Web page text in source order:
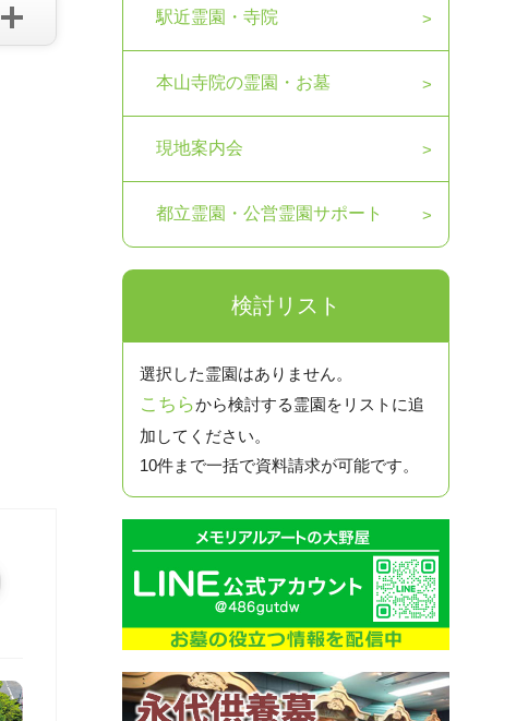
駅近霊園・寺院
本山寺院の霊園・お墓
現地案内会
都立霊園・公営霊園サポート
検討リスト
選択した霊園はありません。
こちらから検討する霊園をリストに追
加してください。
10件まで一括で資料請求が可能です。